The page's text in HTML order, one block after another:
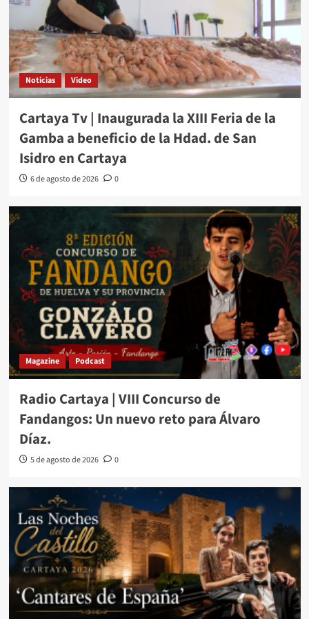
Noticias Video
Cartaya Tv | Inaugurada la XIII Feria de la
Gamba a beneficio de la Hdad. de San
Isidro en Cartaya
6 de agosto de 2026 0
Magazine Podcast
Radio Cartaya | VIII Concurso de
Fandangos: Un nuevo reto para Álvaro
Díaz.
5 de agosto de 2026 0